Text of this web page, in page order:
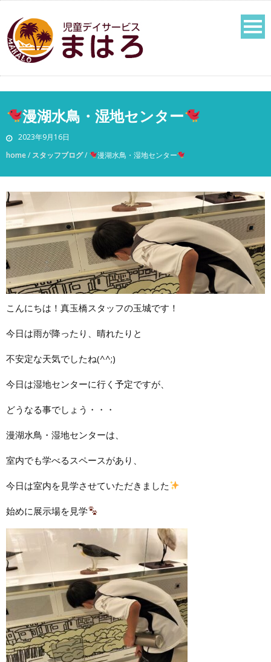
漫湖水鳥・湿地センター
2023年9月16日
home/ スタッフブログ/ 漫湖水鳥・湿地センター
こんにちは！真玉橋スタッフの玉城です！
今日は雨が降ったり、晴れたりと
不安定な天気でしたね(^^;)
今日は湿地センターに行く予定ですが、
どうなる事でしょう・・・
漫湖水鳥・湿地センターは、
室内でも学べるスペースがあり、
今日は室内を見学させていただきました
始めに展示場を見学